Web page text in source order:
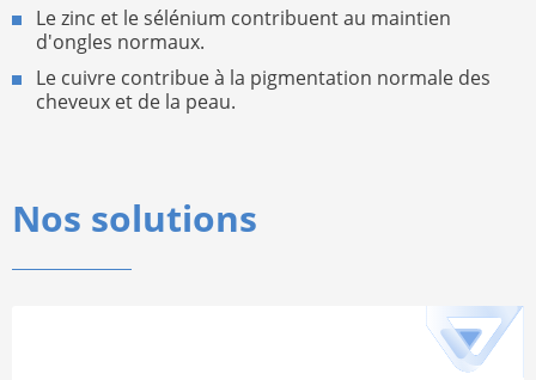
Le zinc et le sélénium contribuent au maintien
d'ongles normaux.
Le cuivre contribue à la pigmentation normale des
cheveux et de la peau.
Nos solutions